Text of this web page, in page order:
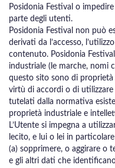
Posidonia Festival o
parte degli utenti.
Posidonia Festival non può
derivati da l’accesso,
contenuto. Posidonia
industriale (le marche, nomi
questo sito sono di
virtù di accordi o di
tutelati dalla normativa
proprietà industriale e
L’Utente si impegna a
lecito, e lui o lei in
(a) sopprimere, o aggirare o
e gli altri dati che